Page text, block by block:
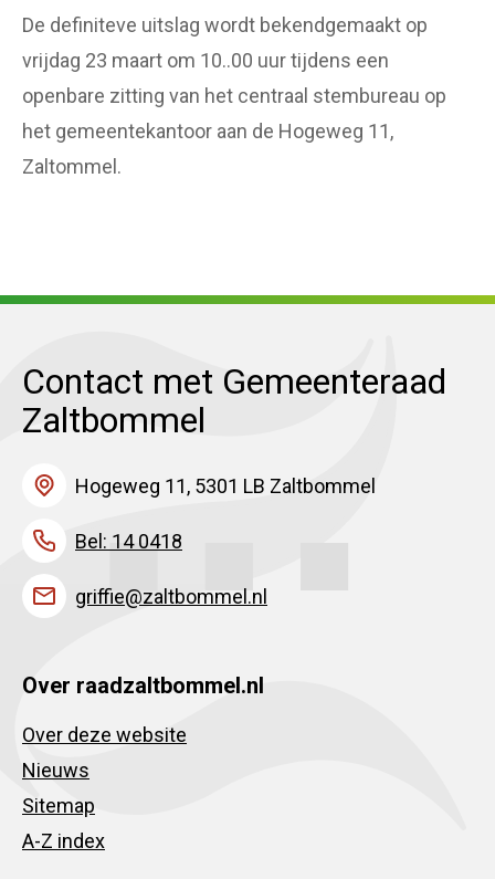
De definiteve uitslag wordt bekendgemaakt op
vrijdag 23 maart om 10..00 uur tijdens een
openbare zitting van het centraal stembureau op
het gemeentekantoor aan de Hogeweg 11,
Zaltommel.
Contact met Gemeenteraad
Zaltbommel
Hogeweg 11, 5301 LB Zaltbommel
Bel: 14 0418
griffie@zaltbommel.nl
Over raadzaltbommel.nl
Over deze website
Nieuws
Sitemap
A-Z index